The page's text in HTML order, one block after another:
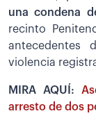
una condena
recinto
antecedentes
violencia
MIRA AQUÍ:
arresto de dos